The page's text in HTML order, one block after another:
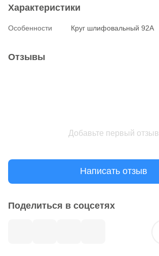
Характеристики
Особенности Круг шлифовальный 92А
Отзывы
Добавьте первый отзыв
Написать отзыв
Поделиться в соцсетях